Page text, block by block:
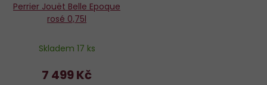
Perrier Jouët Belle Epoque
rosé 0,75l
Skladem 17 ks
7 499 Kč